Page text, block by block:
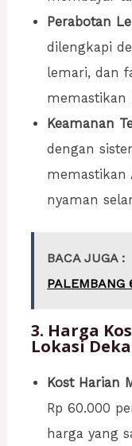
Perabotan
dilengkapi
lemari, dan
memastikan
Keamanan
dengan
memastikan
nyaman
BACA JUGA :
PALEMBANG
3. Harga
Lokasi
Kost Harian
Rp 60.000
harga yang